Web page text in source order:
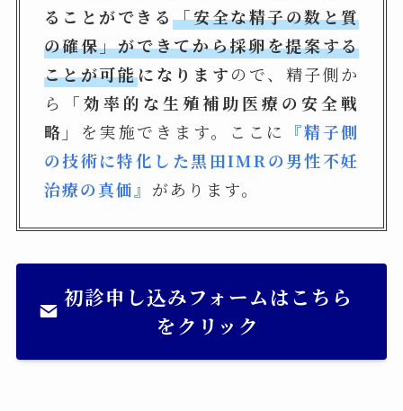
ることができる「安全な精子の数と質
の確保」ができてから採卵を提案する
ことが可能になりますので、精子側か
ら
「効率的な生殖補助医療の安全戦
略」 を実施できます。ここに
『精子側
の技術に特化した黒田IMRの男性不妊
治療の真価』 があります。
初診申し込みフォームはこちら
をクリック